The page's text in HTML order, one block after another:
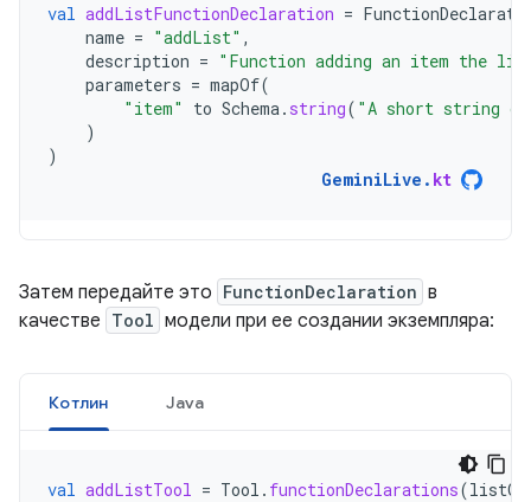
val addListFunctionDeclaration =
name = "addList" ,
description = "Function adding an item the
parameters = mapOf(
"item"
to Schema. string( "A short string
)
)
GeminiLive . kt
Затем передайте это FunctionDeclaration в
качестве Tool модели при ее создании экземпляра:
Котлин Java
val addListTool = Tool . functionDeclarations(listOf